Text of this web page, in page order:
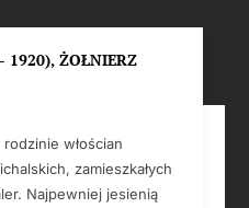
1920), ŻOŁNIERZ
włościan
zamieszkałych
Najpewniej jesienią